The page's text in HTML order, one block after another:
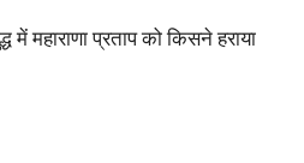
महाराणा प्रताप को किसने हराया